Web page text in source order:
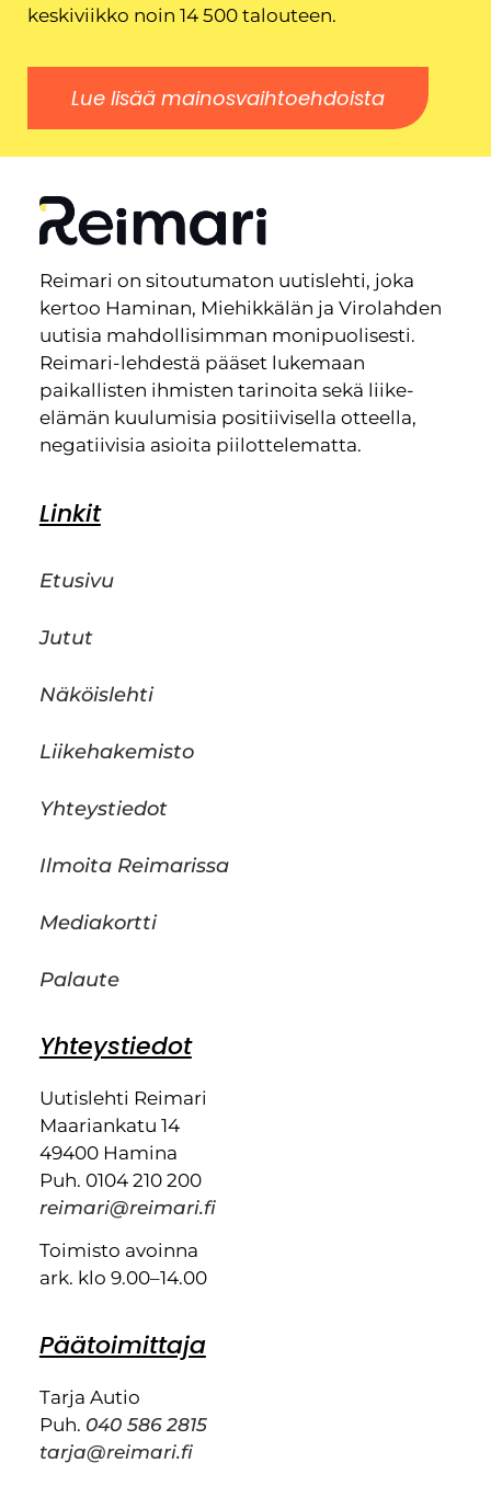
keskiviikko noin 14 500 talouteen.
Lue lisää mainosvaihtoehdoista
Reimari on sitoutumaton uutislehti, joka
kertoo Haminan, Miehikkälän ja Virolahden
uutisia mahdollisimman monipuolisesti.
Reimari-lehdestä pääset lukemaan
paikallisten ihmisten tarinoita sekä liike-
elämän kuulumisia positiivisella otteella,
negatiivisia asioita piilottelematta.
Linkit
Etusivu
Jutut
Näköislehti
Liikehakemisto
Yhteystiedot
Ilmoita Reimarissa
Mediakortti
Palaute
Yhteystiedot
Uutislehti Reimari
Maariankatu 14
49400 Hamina
Puh. 0104 210 200
reimari@reimari.fi
Toimisto avoinna
ark. klo 9.00–14.00
Päätoimittaja
Tarja Autio
Puh. 040 586 2815
tarja@reimari.fi